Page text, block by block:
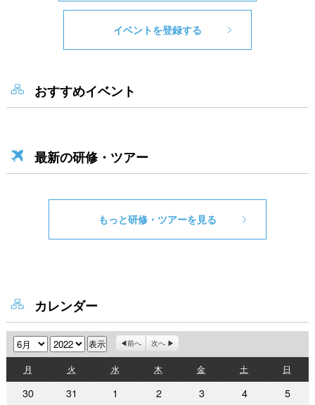
イベントを登録する
おすすめイベント
最新の研修・ツアー
もっと研修・ツアーを見る
カレンダー
月 年 前へ 次へ
月
曜
日
火
曜
日
水水
曜
木
曜
金金
曜
土
曜
日
曜
302022
31 1 22022
32022
42022
52022